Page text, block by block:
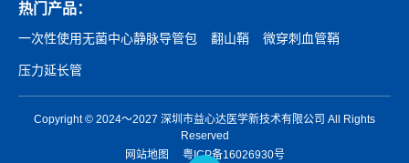
热门产品：
一次性使用无菌中心静脉导管包 翻山鞘 微穿刺血管鞘
压力延长管
Copyright © 2024～2027 深圳市益心达医学新技术有限公司 All Rights
Reserved
网站地图
粤ICP备16026930号